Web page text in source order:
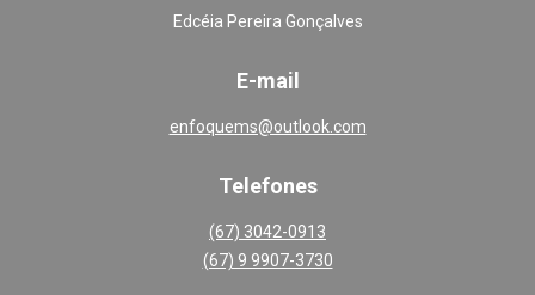
Edcéia Pereira Gonçalves
E-mail
enfoquems@outlook.com
Telefones
(67) 3042-0913
(67) 9 9907-3730